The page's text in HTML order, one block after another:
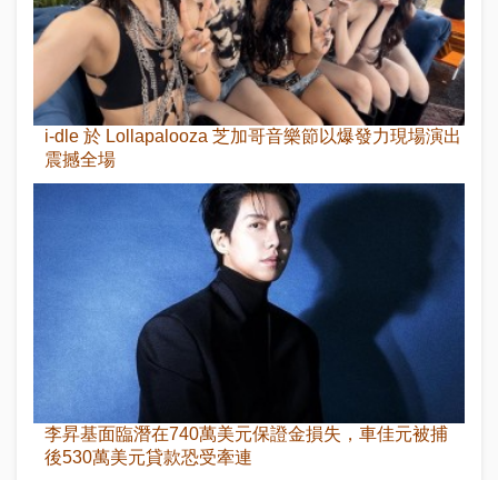
i-dle 於 Lollapalooza 芝加哥音樂節以爆發力現場演出
震撼全場
李昇基面臨潛在740萬美元保證金損失，車佳元被捕
後530萬美元貸款恐受牽連